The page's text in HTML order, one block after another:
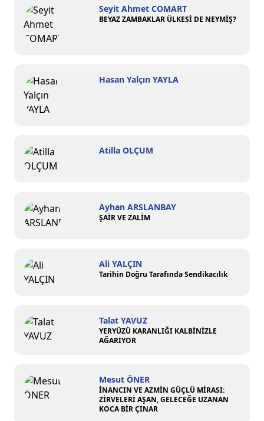
Seyit Ahmet COMART
BEYAZ ZAMBAKLAR ÜLKESİ DE NEYMİŞ?
Hasan Yalçın YAYLA
Atilla OLÇUM
Ayhan ARSLANBAY
ŞAİR VE ZALİM
Ali YALÇIN
Tarihin Doğru Tarafında Sendikacılık
Talat YAVUZ
YERYÜZÜ KARANLIĞI KALBİNİZLE
AĞARIYOR
Mesut ÖNER
İNANCIN VE AZMİN GÜÇLÜ MİRASI:
ZİRVELERİ AŞAN, GELECEĞE UZANAN
KOCA BİR ÇINAR